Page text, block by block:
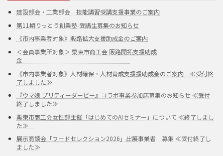
建設部会・工業部会 技能講習受講支援事業のご案内
第11期りっとう創業塾-受講生募集のお知らせ
《市内事業者対象》販路拡大支援助成金のご案内
＜会員事業所対象＞ 栗東市商工会 販路開拓支援助成
金
《市内事業者対象》人材確保・人材育成支援援助成金のご案内 ≪受付終
了しました≫
『ウマ娘 プリティーダービー』コラボ事業参加店募集のお知らせ ≪受付
終了しました≫
栗東市商工会女性部主催「はじめてのAIセミナー」について ≪終了しまし
た≫
展示商談会「フードセレクション2026」出展事業者 募集 ≪受付終了し
ました≫